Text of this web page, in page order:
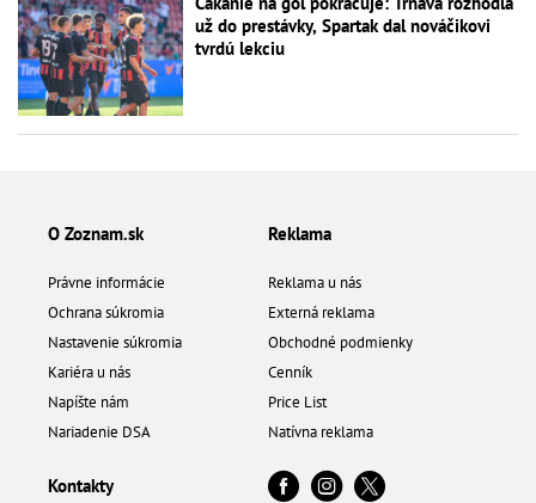
už do prestávky, Spartak dal nováčikovi
tvrdú lekciu
O Zoznam.sk
Právne informácie
Ochrana súkromia
Nastavenie súkromia
Kariéra u nás
Napíšte nám
Nariadenie DSA
Reklama
Reklama u nás
Externá reklama
Obchodné podmienky
Cenník
Price List
Natívna reklama
Kontakty